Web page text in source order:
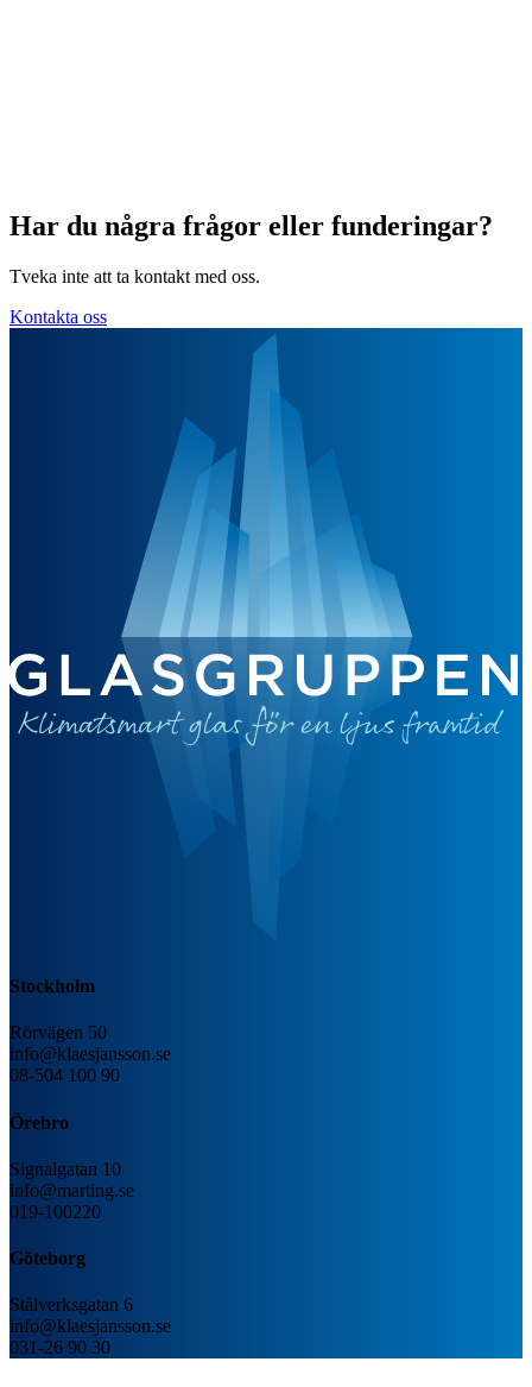
Har du några frågor eller funderingar?
Tveka inte att ta kontakt med oss.
Kontakta oss
Stockholm
Rörvägen 50
info@klaesjansson.se
08-504 100 90
Örebro
Signalgatan 10
info@marting.se
019-100220
Göteborg
Stålverksgatan 6
info@klaesjansson.se
031-26 90 30